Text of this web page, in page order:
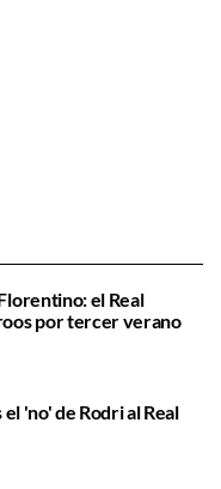
el Real
por tercer verano
'no' de Rodri al Real